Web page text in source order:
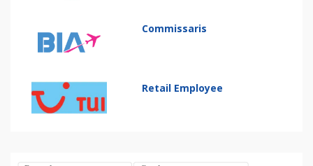
Commissaris
Retail Employee